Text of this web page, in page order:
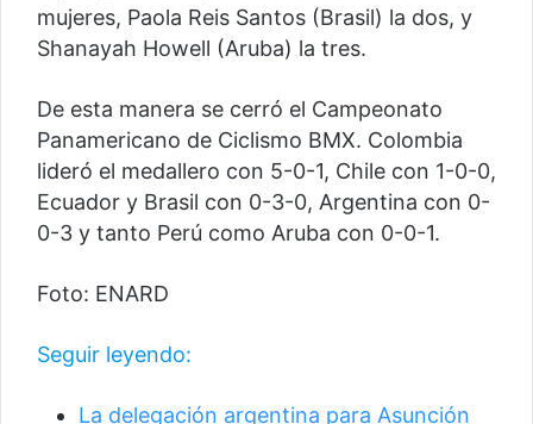
mujeres, Paola Reis Santos (Brasil) la dos, y
Shanayah Howell (Aruba) la tres.
De esta manera se cerró el Campeonato
Panamericano de Ciclismo BMX. Colombia
lideró el medallero con 5-0-1, Chile con 1-0-0,
Ecuador y Brasil con 0-3-0, Argentina con 0-
0-3 y tanto Perú como Aruba con 0-0-1.
Foto: ENARD
Seguir leyendo:
La delegación argentina para Asunción